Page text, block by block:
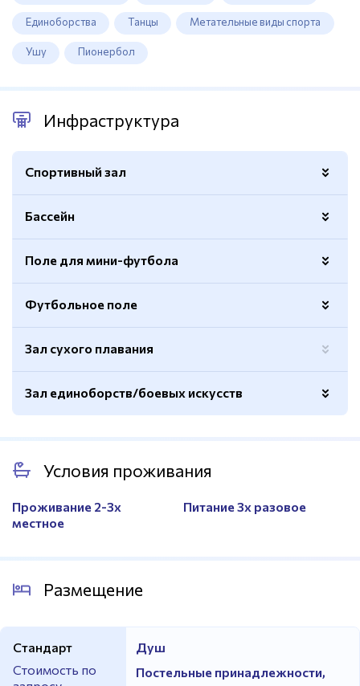
Единоборства Танцы Метательные виды спорта
Ушу Пионербол
Инфраструктура
Спортивный зал
Баскетбольные кольца
Покрытие - паркет/доска
Покрытие
Деревянное
Раздевалки
Да
Разметка
Да
Бассейн
Спортивный
Да
Количество дорожек
Поле для мини-футбола
Покрытие
Натуральное
Футбольное поле
Натуральный газон
Да
Трибуны
Да
Зал сухого плавания
Зал единоборств/боевых искусств
Татами
Да
Условия проживания
Проживание 2-3х
местное
Питание 3х разовое
Размещение
Стандарт
Стоимость по
Душ
Постельные принадлежности,